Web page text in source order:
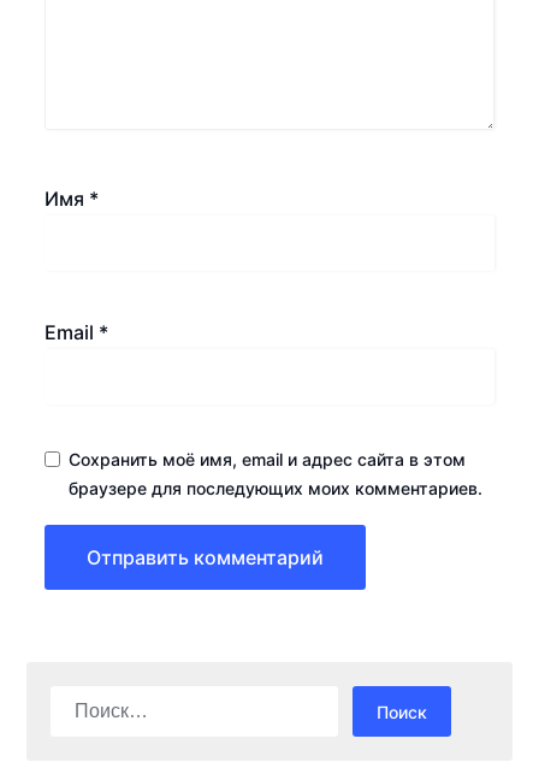
Имя *
Email *
Сохранить моё имя, email и адрес сайта в этом
браузере для последующих моих комментариев.
Найти: